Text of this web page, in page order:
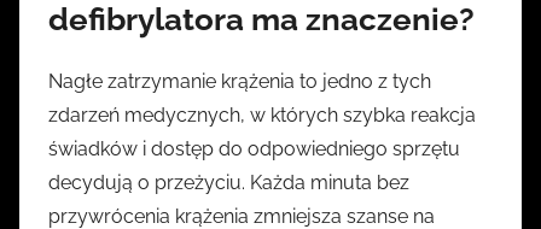
defibrylatora ma znaczenie?
Nagłe zatrzymanie krążenia to jedno z tych
zdarzeń medycznych, w których szybka reakcja
świadków i dostęp do odpowiedniego sprzętu
decydują o przeżyciu. Każda minuta bez
przywrócenia krążenia zmniejsza szanse na